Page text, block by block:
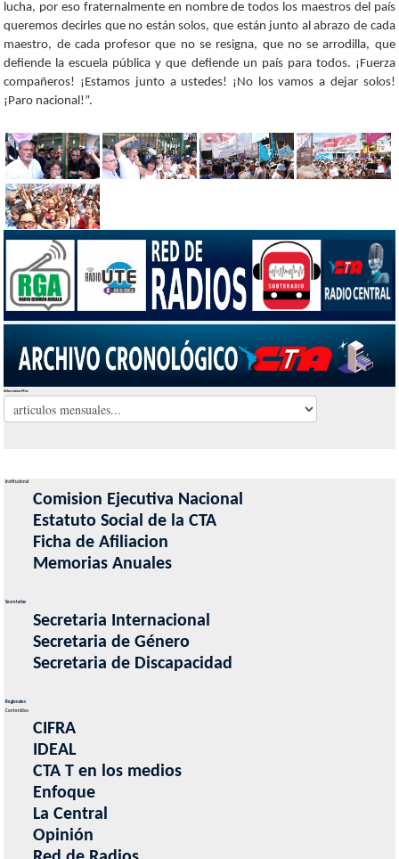
lucha, por eso fraternalmente en nombre de todos los maestros del país
queremos decirles que no están solos, que están junto al abrazo de cada
maestro, de cada profesor que no se resigna, que no se arrodilla, que
defiende la escuela pública y que defiende un país para todos. ¡Fuerza
compañeros! ¡Estamos junto a ustedes! ¡No los vamos a dejar solos!
¡Paro nacional!”.
Seleccionar Mes
Institucional
Comision Ejecutiva Nacional
Estatuto Social de la CTA
Ficha de Afiliacion
Memorias Anuales
Secretarias
Secretaria Internacional
Secretaria de Género
Secretaria de Discapacidad
Regionales
Contenidos
CIFRA
IDEAL
CTA T en los medios
Enfoque
La Central
Opinión